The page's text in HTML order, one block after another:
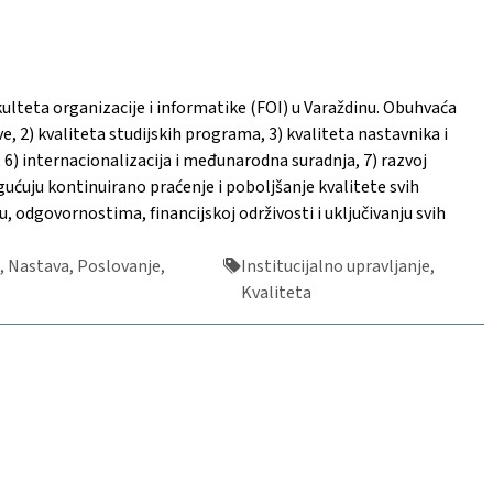
organizacije i informatike (FOI) u Varaždinu. Obuhvaća
2) kvaliteta studijskih programa, 3) kvaliteta nastavnika i
internacionalizacija i međunarodna suradnja, 7) razvoj
kontinuirano praćenje i poboljšanje kvalitete svih
odgovornostima, financijskoj održivosti i uključivanju svih
Poslovanje,
Institucijalno upravljanje,
Kvaliteta